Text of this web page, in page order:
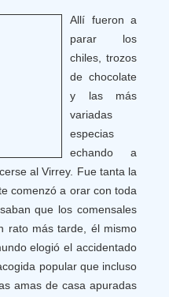
Allí fueron a
parar los
chiles, trozos
de chocolate
y las más
variadas
especias
echando a
al Virrey. Fue tanta la
comenzó a orar con toda
que los comensales
rato más tarde, él mismo
elogió el accidentado
popular que incluso
amas de casa apuradas